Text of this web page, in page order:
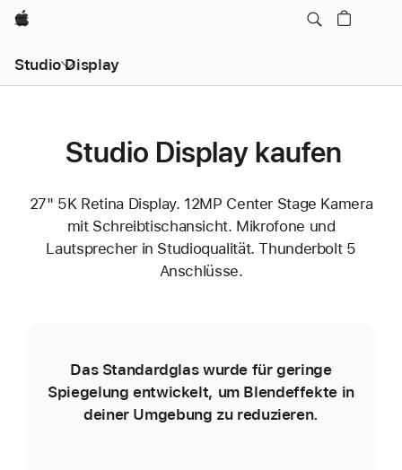
Apple
Studio Display
Studio Display kaufen
27" 5K Retina Display. 12MP Center Stage Kamera
mit Schreibtischansicht. Mikrofone und
Lautsprecher in Studioqualität. Thunderbolt 5
Anschlüsse.
Das Standardglas wurde für geringe
Spiegelung entwickelt, um Blend­effekte in
deiner Umgebung zu reduzieren.